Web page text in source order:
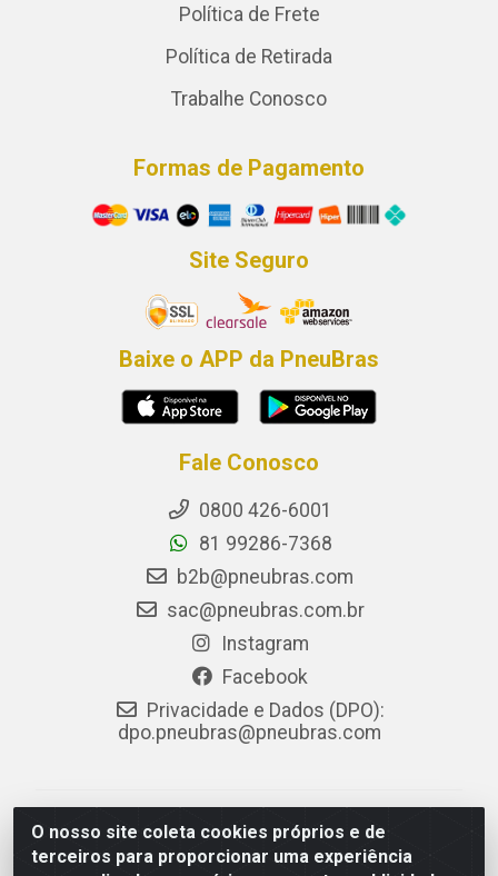
O nosso site coleta cookies próprios e de
terceiros para proporcionar uma experiência
Política de Frete
Política de Retirada
Trabalhe Conosco
Formas de Pagamento
Site Seguro
Baixe o APP da PneuBras
Fale Conosco
0800 426-6001
81 99286-7368
b2b@pneubras.com
sac@pneubras.com.br
Instagram
Facebook
Privacidade e Dados (DPO):
dpo.pneubras@pneubras.com
PneuBras - Rodovia BR-101, KM 82 - Prazeres,
Jaboatão dos Guararapes/PE - CEP 54.335-000 - CNPJ
08.678.386/0001-05 - Pneubras Comércio de Pneus